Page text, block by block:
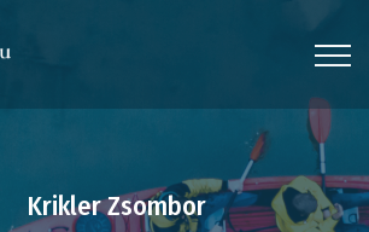
Krikler Zsombor